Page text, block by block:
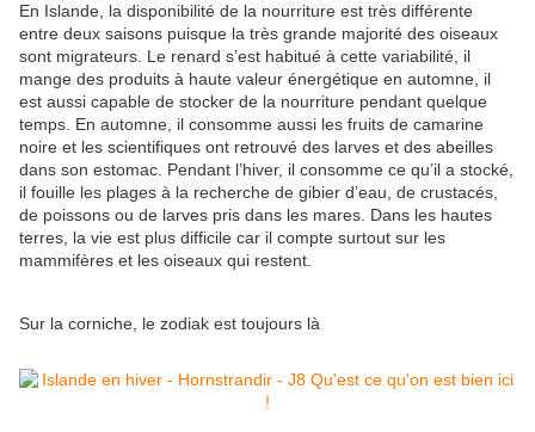
En Islande, la disponibilité de la nourriture est très différente
entre deux saisons puisque la très grande majorité des oiseaux
sont migrateurs. Le renard s’est habitué à cette variabilité, il
mange des produits à haute valeur énergétique en automne, il
est aussi capable de stocker de la nourriture pendant quelque
temps. En automne, il consomme aussi les fruits de camarine
noire et les scientifiques ont retrouvé des larves et des abeilles
dans son estomac. Pendant l’hiver, il consomme ce qu’il a stocké,
il fouille les plages à la recherche de gibier d’eau, de crustacés,
de poissons ou de larves pris dans les mares. Dans les hautes
terres, la vie est plus difficile car il compte surtout sur les
mammifères et les oiseaux qui restent.
Sur la corniche, le zodiak est toujours là